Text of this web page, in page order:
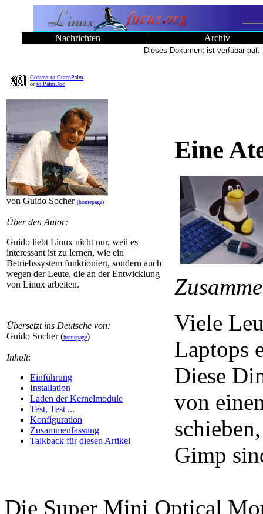
Nachrichten | Archiv
Dieses Dokument ist verfübar auf:
Convert to GutenPalm
orto PalmDoc
von Guido Socher (homepage)
Über den Autor:
Guido liebt Linux nicht nur, weil es
interessant ist zu lernen, wie ein
Betriebssystem funktioniert, sondern auch
wegen der Leute, die an der Entwicklung
von Linux arbeiten.
Übersetzt ins Deutsche von:
Guido Socher (homepage)
Inhalt:
Einführung
Installation
Laden der Kernelmodule
Test, Test ...
Konfiguration
Zusammenfassung
Talkback für diesen Artikel
Eine
Viele
Laptops
Diese
von
Gimp
Die Super Mini Optical